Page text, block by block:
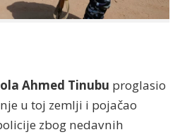
Ahmed Tinubu proglasio
u toj zemlji i pojačao
zbog nedavnih